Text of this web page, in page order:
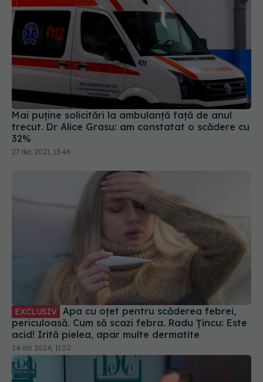
Mai puține solicitări la ambulanță față de anul
trecut. Dr Alice Grasu: am constatat o scădere cu
32%
27 dec 2021, 13:46
EXCLUSIV
periculoasă. Cum să scazi febra. Radu Țincu: Este
acid! Irită pielea, apar multe dermatite
24 ian 2024, 11:52